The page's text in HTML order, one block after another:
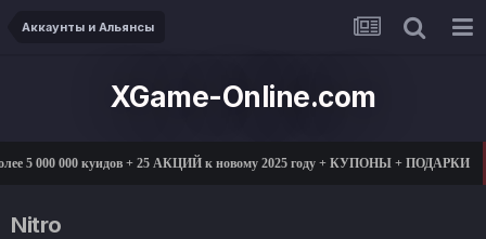
Аккаунты и Альянсы
XGame-Online.com
5 000 000 куидов + 25 АКЦИЙ к новому 2025 году + КУПОНЫ + ПОДАРКИ
Nitro